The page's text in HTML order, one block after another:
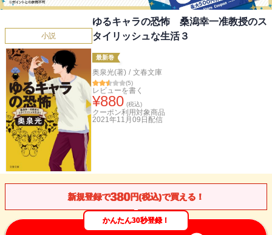
小説
ゆるキャラの恐怖 桑潟幸一准教授のス
タイリッシュな生活３
最新巻
奥泉光(著) / 文春文庫
(5)
レビューを書く
¥880 (税込)
クーポン利用対象商品
2021年11月09日 配信
新規登録で380円(税込)で買える！
かんたん30秒登録！